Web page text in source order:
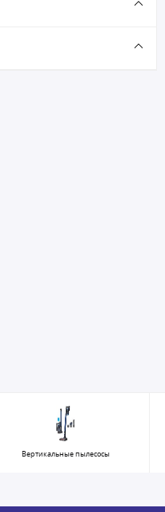
Вертикальные пылесосы